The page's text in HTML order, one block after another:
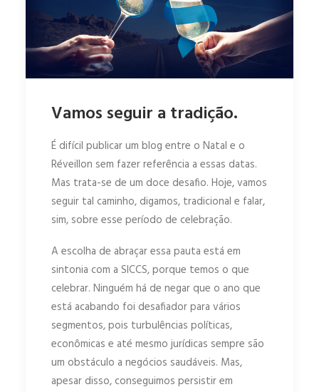
Vamos seguir a tradição.
É difícil publicar um blog entre o Natal e o
Réveillon sem fazer referência a essas datas.
Mas trata-se de um doce desafio. Hoje, vamos
seguir tal caminho, digamos, tradicional e falar,
sim, sobre esse período de celebração.
A escolha de abraçar essa pauta está em
sintonia com a SICCS, porque temos o que
celebrar. Ninguém há de negar que o ano que
está acabando foi desafiador para vários
segmentos, pois turbulências políticas,
econômicas e até mesmo jurídicas sempre são
um obstáculo a negócios saudáveis. Mas,
apesar disso, conseguimos persistir em